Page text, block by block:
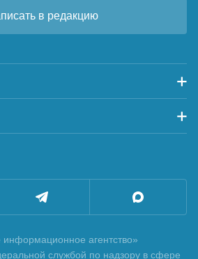
в редакцию
агентство»
службой по надзору в сфере